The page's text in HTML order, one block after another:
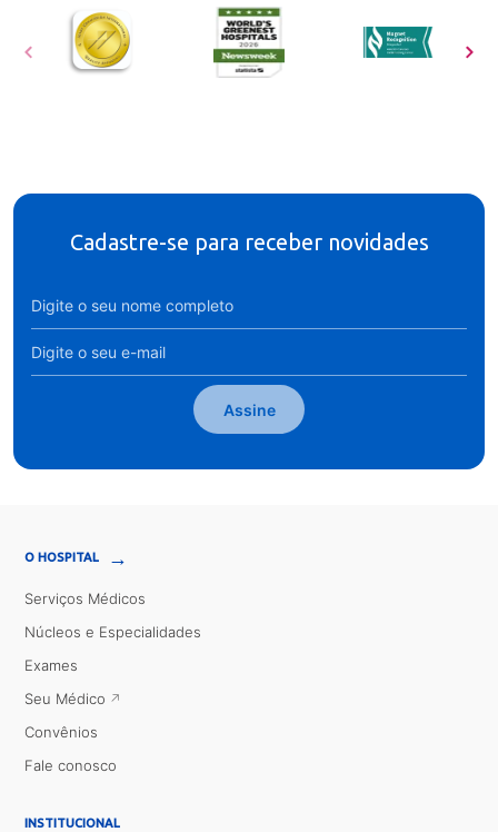
Cadastre-se para receber novidades
Assine
O HOSPITAL →
Serviços Médicos
Núcleos e Especialidades
Exames
Seu Médico
Convênios
Fale conosco
INSTITUCIONAL